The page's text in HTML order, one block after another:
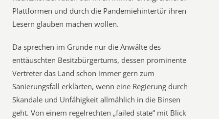
Plattformen und durch die Pandemiehintertür ihren
Lesern glauben machen wollen.
Da sprechen im Grunde nur die Anwälte des
enttäuschten Besitzbürgertums, dessen prominente
Vertreter das Land schon immer gern zum
Sanierungsfall erklärten, wenn eine Regierung durch
Skandale und Unfähigkeit allmählich in die Binsen
geht. Von einem regelrechten „failed state“ mit Blick